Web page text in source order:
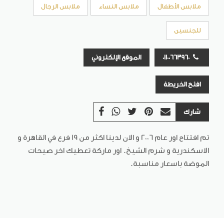
ملابس الأطفال ملابس النساء ملابس الرجال
للجنسين
الموقع الإلكتروني
افتح الخريطة
شارك
تم افتتاح اور عام 2006 و الان لدينا اكثر من 19 فرع في القاهرة و
الاسكندرية و شرم الشيخ. اور ماركة تعطيك اخر صيحات
الموضة باسعار مناسبة.